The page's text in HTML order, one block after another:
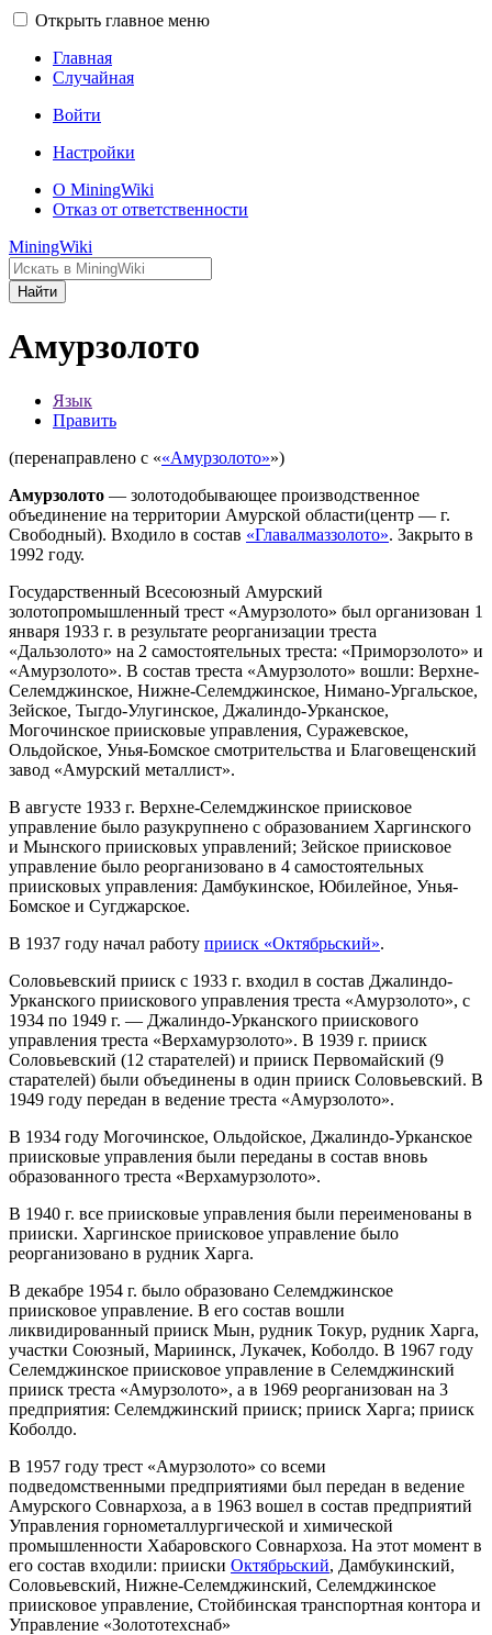
Открыть главное меню
Главная
Случайная
Войти
Настройки
О MiningWiki
Отказ от ответственности
MiningWiki
Найти
Амурзолото
Язык
Править
(перенаправлено с ««Амурзолото»»)
Амурзолото — золотодобывающее производственное
объединение на территории Амурской области(центр — г.
Свободный). Входило в состав «Главалмаззолото». Закрыто в
1992 году.
Государственный Всесоюзный Амурский
золотопромышленный трест «Амурзолото» был организован 1
января 1933 г. в результате реорганизации треста
«Дальзолото» на 2 самостоятельных треста: «Приморзолото» и
«Амурзолото». В состав треста «Амурзолото» вошли: Верхне-
Селемджинское, Нижне-Селемджинское, Нимано-Ургальское,
Зейское, Тыгдо-Улугинское, Джалиндо-Урканское,
Могочинское приисковые управления, Суражевское,
Ольдойское, Унья-Бомское смотрительства и Благовещенский
завод «Амурский металлист».
В августе 1933 г. Верхне-Селемджинское приисковое
управление было разукрупнено с образованием Харгинского
и Мынского приисковых управлений; Зейское приисковое
управление было реорганизовано в 4 самостоятельных
приисковых управления: Дамбукинское, Юбилейное, Унья-
Бомское и Сугджарское.
В 1937 году начал работу прииск «Октябрьский».
Соловьевский прииск с 1933 г. входил в состав Джалиндо-
Урканского приискового управления треста «Амурзолото», с
1934 по 1949 г. — Джалиндо-Урканского приискового
управления треста «Верхамурзолото». В 1939 г. прииск
Соловьевский (12 старателей) и прииск Первомайский (9
старателей) были объединены в один прииск Соловьевский. В
1949 году передан в ведение треста «Амурзолото».
В 1934 году Могочинское, Ольдойское, Джалиндо-Урканское
приисковые управления были переданы в состав вновь
образованного треста «Верхамурзолото».
В 1940 г. все приисковые управления были переименованы в
прииски. Харгинское приисковое управление было
реорганизовано в рудник Харга.
В декабре 1954 г. было образовано Селемджинское
приисковое управление. В его состав вошли
ликвидированный прииск Мын, рудник Токур, рудник Харга,
участки Союзный, Мариинск, Лукачек, Коболдо. В 1967 году
Селемджинское приисковое управление в Селемджинский
прииск треста «Амурзолото», а в 1969 реорганизован на 3
предприятия: Селемджинский прииск; прииск Харга; прииск
Коболдо.
В 1957 году трест «Амурзолото» со всеми
подведомственными предприятиями был передан в ведение
Амурского Совнархоза, а в 1963 вошел в состав предприятий
Управления горнометаллургической и химической
промышленности Хабаровского Совнархоза. На этот момент в
его состав входили: прииски Октябрьский, Дамбукинский,
Соловьевский, Нижне-Селемджинский, Селемджинское
приисковое управление, Стойбинская транспортная контора и
Управление «Золототехснаб»